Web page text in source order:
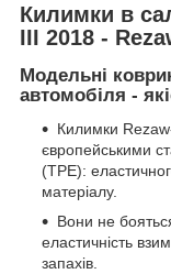
Килимки в
III 2018 -
Модельні
автомобіля -
Килимки
європейськими
(ТРЕ):
матеріалу.
Вони не
еластичність
запахів.